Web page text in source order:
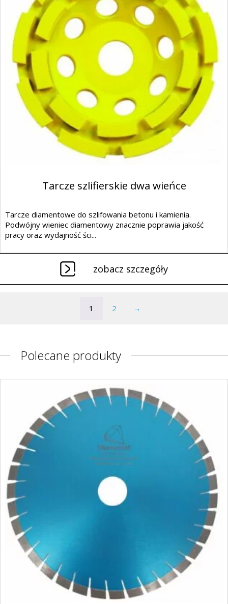
Tarcze szlifierskie dwa wieńce
Tarcze diamentowe do szlifowania betonu i kamienia.
Podwójny wieniec diamentowy znacznie poprawia jakość
pracy oraz wydajność ści...
zobacz szczegóły
1 2 →
Polecane produkty